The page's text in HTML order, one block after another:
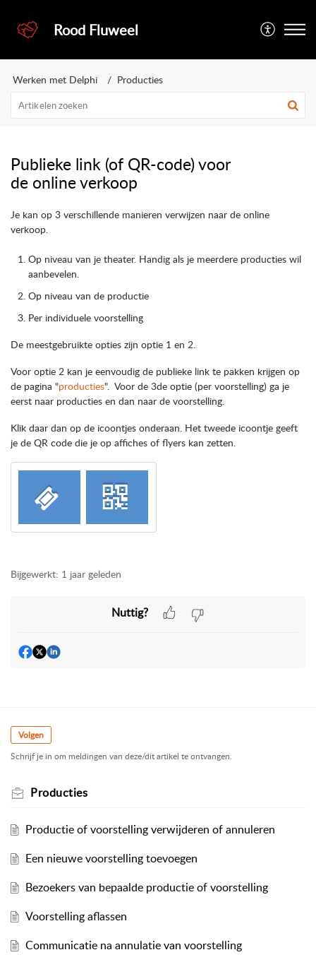
Rood Fluweel
Werken met Delphi Producties
Publieke link (of QR-code) voor
de online verkoop
Je kan op 3 verschillende manieren verwijzen naar de online
verkoop.
Op niveau van je theater. Handig als je meerdere producties wil
aanbevelen.
Op niveau van de productie
Per individuele voorstelling
De meestgebruikte opties zijn optie 1 en 2.
Voor optie 2 kan je eenvoudig de publieke link te pakken krijgen op
de pagina "producties". Voor de 3de optie (per voorstelling) ga je
eerst naar producties en dan naar de voorstelling.
Klik daar dan op de icoontjes onderaan. Het tweede icoontje geeft
je de QR code die je op affiches of flyers kan zetten.
Bijgewerkt: 1 jaar geleden
Nuttig?
Volgen
Schrijf je in om meldingen van deze/dit artikel te ontvangen.
Producties
Productie of voorstelling verwijderen of annuleren
Een nieuwe voorstelling toevoegen
Bezoekers van bepaalde productie of voorstelling
Voorstelling aflassen
Communicatie na annulatie van voorstelling